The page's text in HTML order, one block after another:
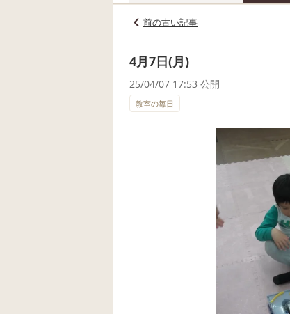
前の古い記事
4月7日(月)
25/04/07 17:53 公開
教室の毎日